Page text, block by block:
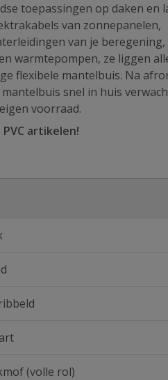
toepassingen op daken en
van zonnepanelen,
van je beregening,
warmtepompen, ze liggen
flexibele mantelbuis. Na
snel in huis
voorraad.
artikelen!
(volle rol)